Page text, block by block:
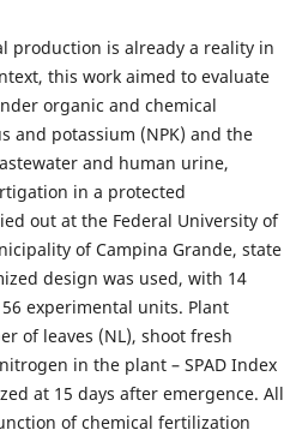
production is already a reality in
this work aimed to evaluate
organic and chemical
and potassium (NPK) and the
and human urine,
in a protected
out at the Federal University of
of Campina Grande, state
design was used, with 14
experimental units. Plant
of leaves (NL), shoot fresh
in the plant – SPAD Index
at 15 days after emergence. All
of chemical fertilization